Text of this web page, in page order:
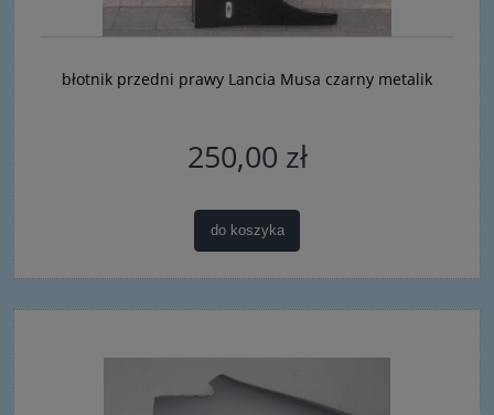
błotnik przedni prawy Lancia Musa czarny metalik
250,00 zł
do koszyka